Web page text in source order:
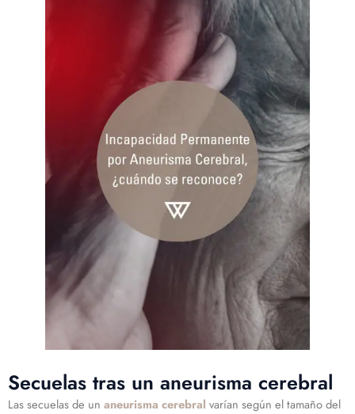
Secuelas tras un aneurisma cerebral
Las secuelas de un aneurisma cerebral varían según el tamaño del